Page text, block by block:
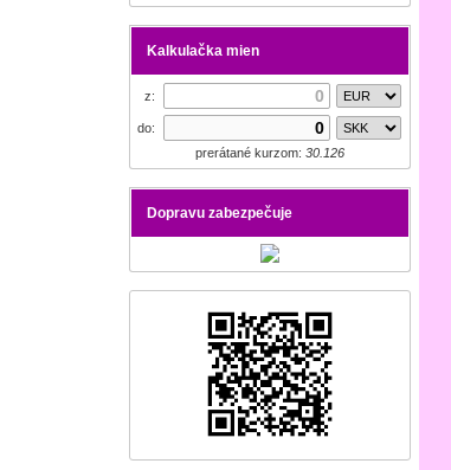
Kalkulačka mien
z:
do:
prerátané kurzom: 30.126
Dopravu zabezpečuje